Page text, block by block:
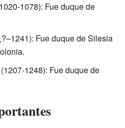
1078): Fue duque de
Fue duque de Silesia
(1207-1248): Fue duque de